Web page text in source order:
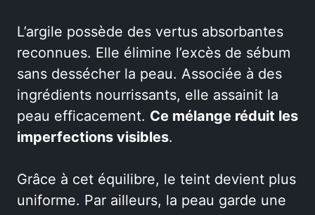
L’argile possède des vertus absorbantes
reconnues. Elle élimine l’excès de sébum
sans dessécher la peau. Associée à des
ingrédients nourrissants, elle assainit la
peau efficacement. Ce mélange réduit les
imperfections visibles.
Grâce à cet équilibre, le teint devient plus
uniforme. Par ailleurs, la peau garde une